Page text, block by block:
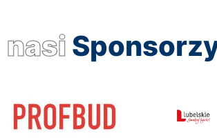
nasi